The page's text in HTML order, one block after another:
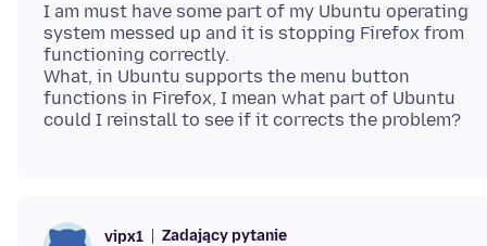
I am must have some part of my Ubuntu operating
system messed up and it is stopping Firefox from
functioning correctly.
What, in Ubuntu supports the menu button
functions in Firefox, I mean what part of Ubuntu
vipx1 Zadający pytanie